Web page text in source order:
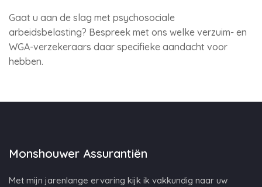
Gaat u aan de slag met psychosociale
arbeidsbelasting? Bespreek met ons welke verzuim- en
WGA-verzekeraars daar specifieke aandacht voor
hebben.
Monshouwer Assurantiën
Met mijn jarenlange ervaring kijk ik vakkundig naar uw